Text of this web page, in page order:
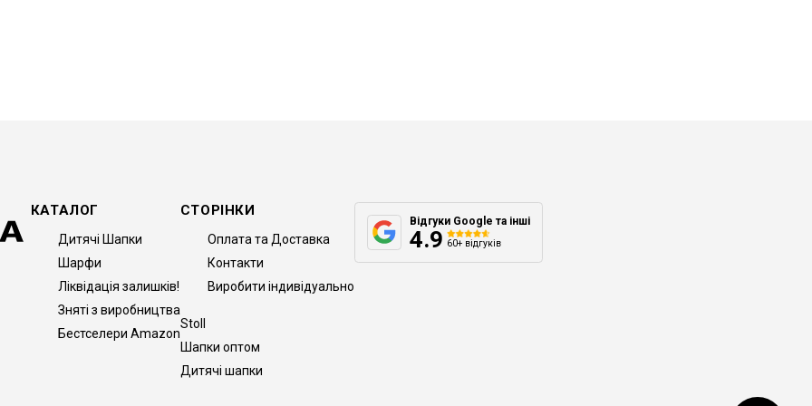
КАТАЛОГ
Дитячі Шапки
Шарфи
Ліквідація залишків!
Зняті з виробництва
Бестселери Amazon
СТОРІНКИ
Оплата та Доставка
Контакти
Виробити індивідуально
Stoll
Шапки оптом
Дитячі шапки